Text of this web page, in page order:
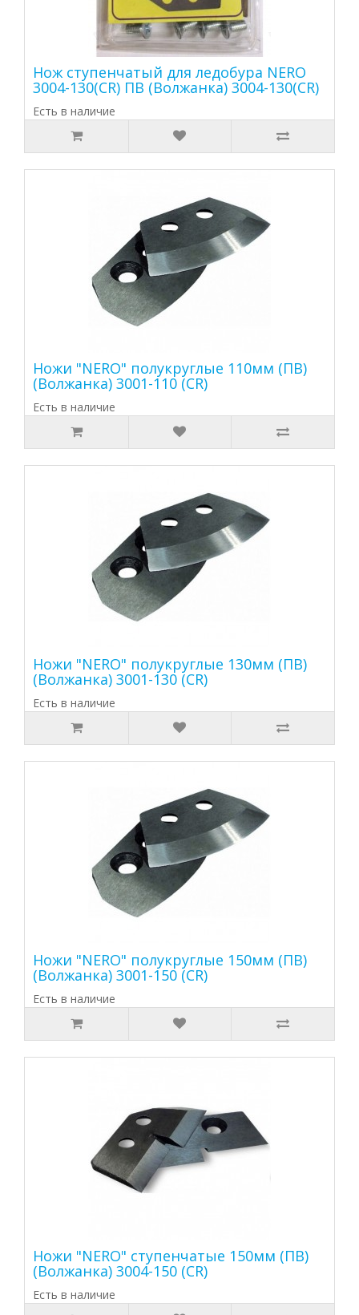
Нож ступенчатый для ледобура NERO
3004-130(CR) ПВ (Волжанка) 3004-130(CR)
Есть в наличие
Ножи "NERO" полукруглые 110мм (ПВ)
(Волжанка) 3001-110 (CR)
Есть в наличие
Ножи "NERO" полукруглые 130мм (ПВ)
(Волжанка) 3001-130 (CR)
Есть в наличие
Ножи "NERO" полукруглые 150мм (ПВ)
(Волжанка) 3001-150 (CR)
Есть в наличие
Ножи "NERO" ступенчатые 150мм (ПВ)
(Волжанка) 3004-150 (CR)
Есть в наличие